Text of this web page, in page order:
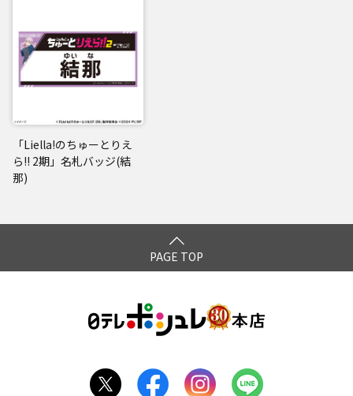
「Liella!のちゅーとりえ
ら!! 2期」名札バッジ(結
那)
PAGE TOP